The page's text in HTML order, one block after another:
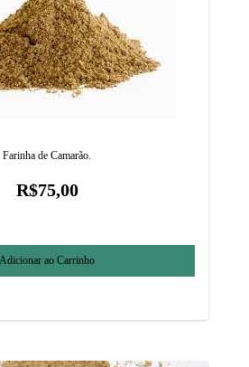
Farinha de Camarão.
R$75,00